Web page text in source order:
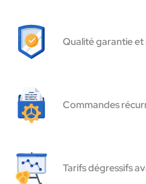
Qualité garantie
Commandes
Tarifs dégressifs